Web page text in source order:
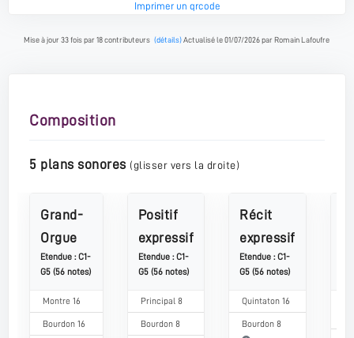
Composition
5 plans sonores (glisser vers la droite)
Grand-
Orgue
Etendue : C1-
G5 (56 notes)
Montre 16
Bourdon 16
Positif
expressif
Etendue : C1-
G5 (56 notes)
Principal 8
Bourdon 8
Récit
expressif
Etendue : C1-
G5 (56 notes)
Quintaton 16
Bourdon 8
Imprimer un qrcode
Mise à jour 33 fois par 18 contributeurs (détails)Actualisé le 01/07/2026 par Romain Lafoufre